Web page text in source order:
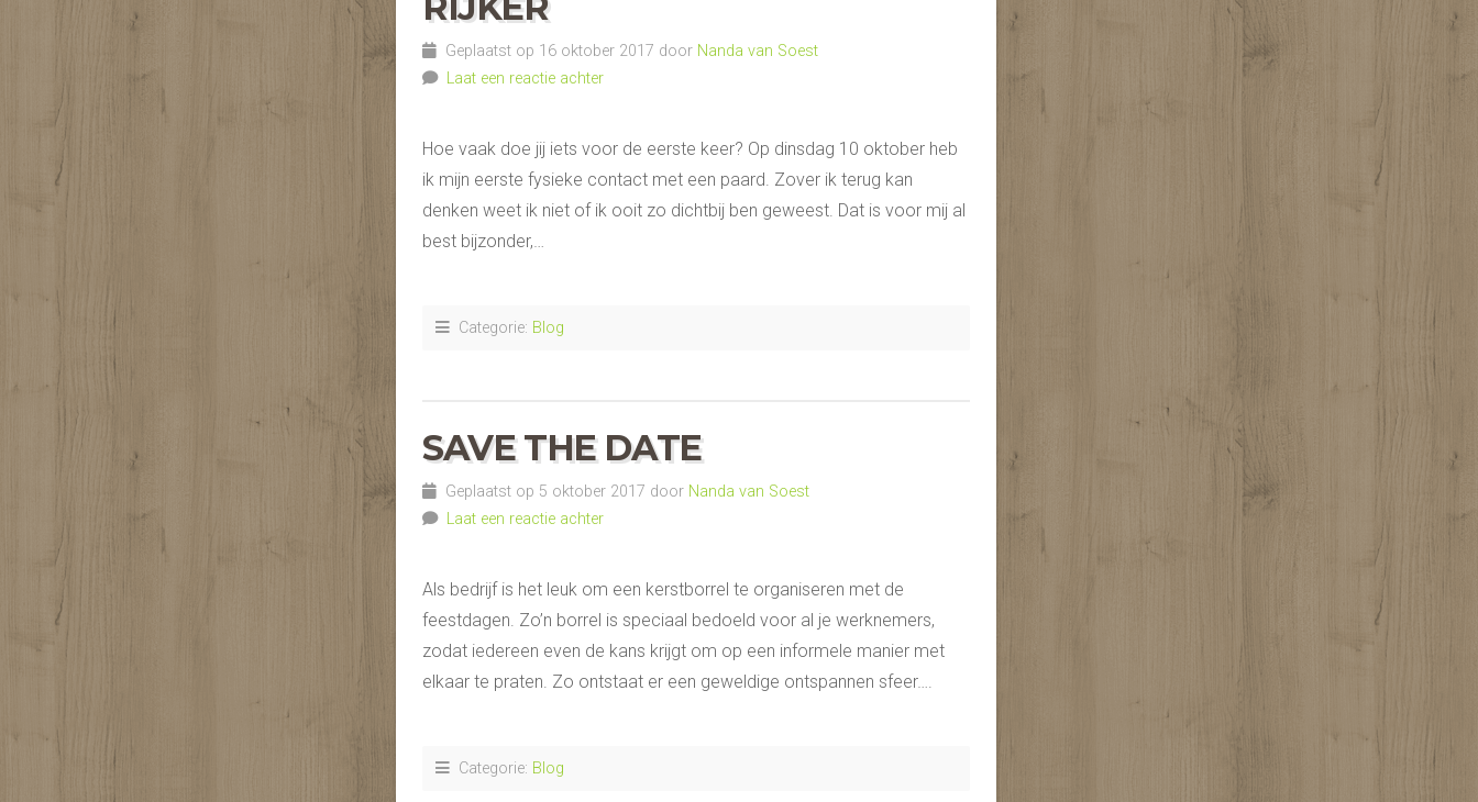
Geplaatst op 16 oktober 2017 door Nanda van Soest
Laat een reactie achter
Hoe vaak doe jij iets voor de eerste keer? Op dinsdag 10 oktober heb
ik mijn eerste fysieke contact met een paard. Zover ik terug kan
denken weet ik niet of ik ooit zo dichtbij ben geweest. Dat is voor mij al
best bijzonder,…
Categorie: Blog
SAVE THE DATE
Geplaatst op 5 oktober 2017 door Nanda van Soest
Laat een reactie achter
Als bedrijf is het leuk om een kerstborrel te organiseren met de
feestdagen. Zo’n borrel is speciaal bedoeld voor al je werknemers,
zodat iedereen even de kans krijgt om op een informele manier met
elkaar te praten. Zo ontstaat er een geweldige ontspannen sfeer….
Categorie: Blog